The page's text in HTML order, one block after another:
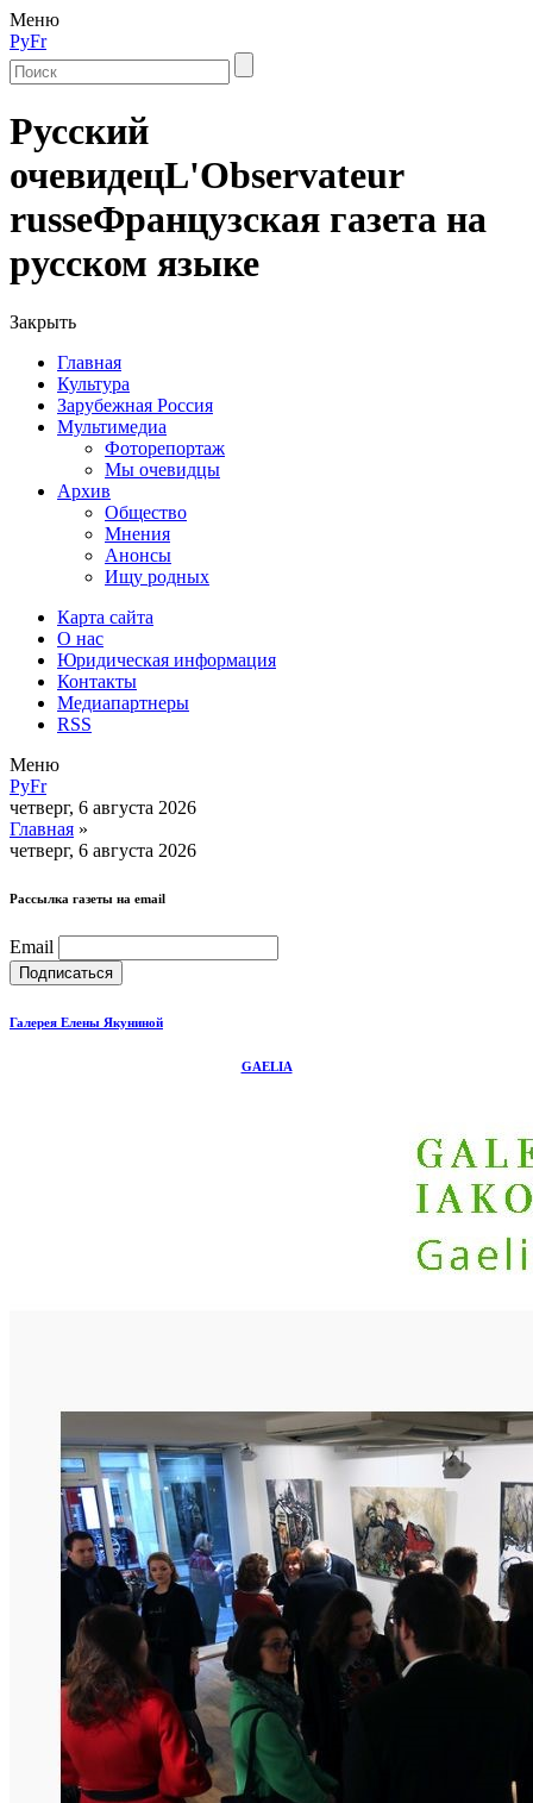
Меню
РуFr
Русский
очевидецL'Observateur
russeФранцузская газета на
русском языке
Закрыть
Главная
Культура
Зарубежная Россия
Мультимедиа
Фоторепортаж
Мы очевидцы
Архив
Общество
Мнения
Анонсы
Ищу родных
Карта сайта
О нас
Юридическая информация
Контакты
Медиапартнеры
RSS
Меню
РуFr
четверг, 6 августа 2026
Главная »
четверг, 6 августа 2026
Рассылка газеты на email
Email
Галерея Елены Якуниной
GAELIA